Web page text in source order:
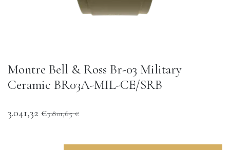
Montre Bell & Ross Br-03 Military
Ceramic BR03A-MIL-CE/SRB
3.041,32 €3.801,65€